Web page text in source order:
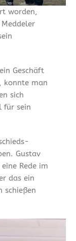
worden,
Geschäft
konnte man
sich
für sein
Gustav
Rede im
das ein
schießen